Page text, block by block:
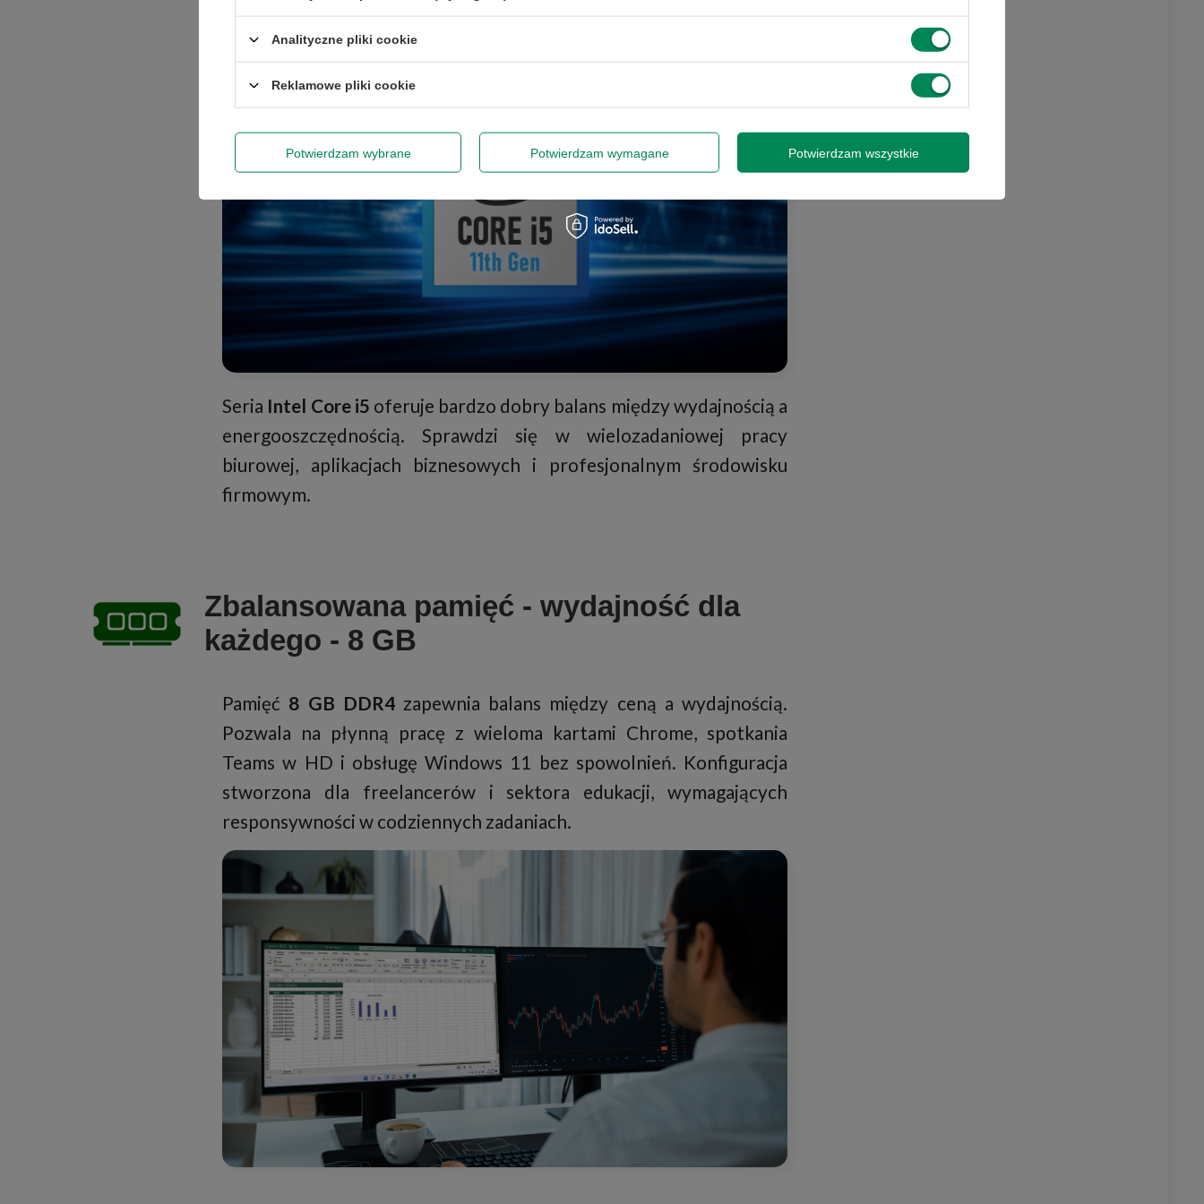
Seria Intel Core i5 oferuje bardzo dobry balans między wydajnością a
energooszczędnością. Sprawdzi się w wielozadaniowej pracy
biurowej, aplikacjach biznesowych i profesjonalnym środowisku
firmowym.
Zbalansowana pamięć - wydajność dla
każdego - 8 GB
Pamięć 8 GB DDR4zapewnia balans między ceną a wydajnością.
Pozwala na płynną pracę z wieloma kartami Chrome, spotkania
Teams w HD i obsługę Windows 11 bez spowolnień. Konfiguracja
stworzona dla freelancerów i sektora edukacji, wymagających
responsywności w codziennych zadaniach.
Analityczne pliki cookie
Reklamowe pliki cookie
Potwierdzam wybrane Potwierdzam wymagane Potwierdzam wszystkie